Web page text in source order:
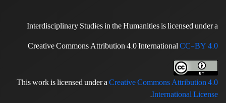
Interdisciplinary Studies in the Humanities is licensed under a
Creative Commons Attribution 4.0 InternationalCC-BY 4.0
This work is licensed under aCreative Commons Attribution 4.0
International License
.